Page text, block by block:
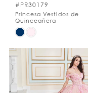
#PR30179
Princesa Vestidos de
Quinceañera
Skip
List
#68318f118d